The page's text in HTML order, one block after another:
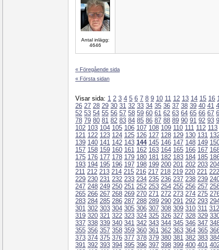
Antal inlägg:
4646
« Föregående sida
« Första sidan
Visar sida: 1 2 3 4 5 6 7 8 9 10 11 12 13 14 15 16
26 27 28 29 30 31 32 33 34 35 36 37 38 39 40 41
52 53 54 55 56 57 58 59 60 61 62 63 64 65 66 67
78 79 80 81 82 83 84 85 86 87 88 89 90 91 92 93
102 103 104 105 106 107 108 109 110 111 112 113
121 122 123 124 125 126 127 128 129 130 131
139 140 141 142 143 144 145 146 147 148 149
157 158 159 160 161 162 163 164 165 166 167
175 176 177 178 179 180 181 182 183 184 185
193 194 195 196 197 198 199 200 201 202 203
211 212 213 214 215 216 217 218 219 220 221 222
229 230 231 232 233 234 235 236 237 238 239
247 248 249 250 251 252 253 254 255 256 257
265 266 267 268 269 270 271 272 273 274 275
283 284 285 286 287 288 289 290 291 292 293
301 302 303 304 305 306 307 308 309 310 311 312
319 320 321 322 323 324 325 326 327 328 329
337 338 339 340 341 342 343 344 345 346 347
355 356 357 358 359 360 361 362 363 364 365
373 374 375 376 377 378 379 380 381 382 383
391 392 393 394 395 396 397 398 399 400 401